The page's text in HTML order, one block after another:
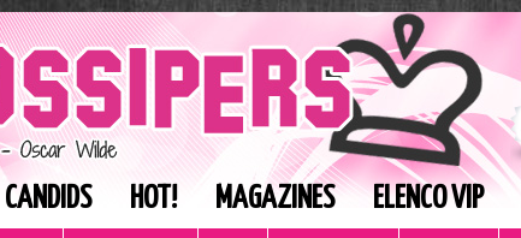
CANDIDS HOT! MAGAZINES ELENCO VIP